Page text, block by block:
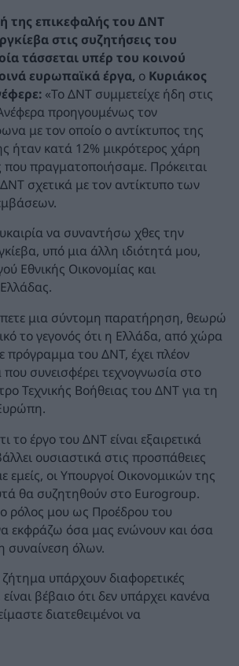
της επικεφαλής του ΔΝΤ
στις συζητήσεις του
τάσσεται υπέρ του κοινού
ευρωπαϊκά έργα, ο Κυριάκος
«Το ΔΝΤ συμμετείχε ήδη στις
προηγουμένως τον
με τον οποίο ο αντίκτυπος της
ήταν κατά 12% μικρότερος χάρη
που πραγματοποιήσαμε. Πρόκειται
σχετικά με τον αντίκτυπο των
να συναντήσω χθες την
υπό μια άλλη ιδιότητά μου,
Εθνικής Οικονομίας και
μια σύντομη παρατήρηση, θεωρώ
το γεγονός ότι η Ελλάδα, από χώρα
πρόγραμμα του ΔΝΤ, έχει πλέον
που συνεισφέρει τεχνογνωσία στο
Τεχνικής Βοήθειας του ΔΝΤ για τη
το έργο του ΔΝΤ είναι εξαιρετικά
ουσιαστικά στις προσπάθειες
οι Υπουργοί Οικονομικών της
θα συζητηθούν στο Eurogroup.
ρόλος μου ως Προέδρου του
εκφράζω όσα μας ενώνουν και όσα
συναίνεση όλων.
υπάρχουν διαφορετικές
βέβαιο ότι δεν υπάρχει κανένα
διατεθειμένοι να